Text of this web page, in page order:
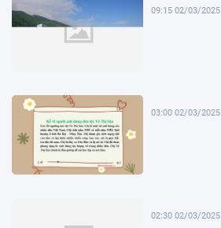
09:15 02/03/2025
03:00 02/03/2025
02:30 02/03/2025